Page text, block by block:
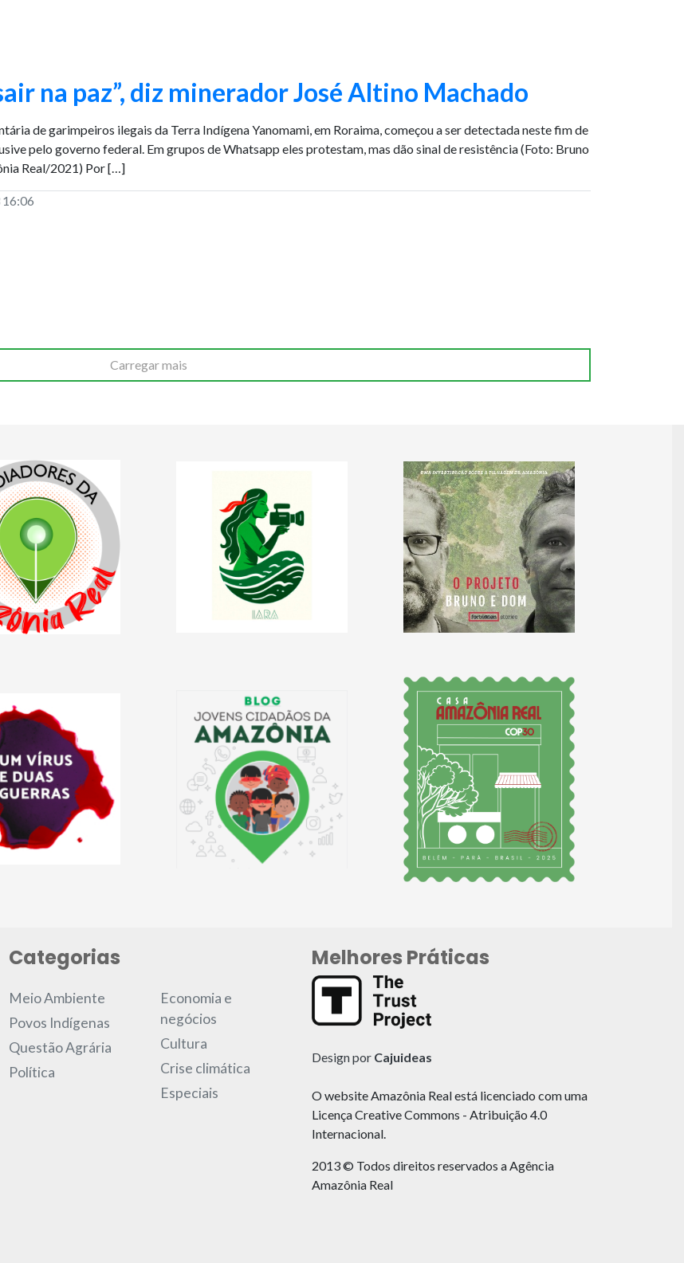
na paz”, diz minerador José Altino Machado
de garimpeiros ilegais da Terra Indígena Yanomami, em Roraima, começou a ser detectada neste fim de
pelo governo federal. Em grupos de Whatsapp eles protestam, mas dão sinal de resistência (Foto: Bruno
Real/2021) Por […]
Carregar mais
Categorias
Meio Ambiente
Povos Indígenas
Questão Agrária
Política
Economia e
negócios
Cultura
Crise climática
Especiais
Melhores Práticas
Design por Cajuideas
O website Amazônia Real está licenciado com uma
Licença Creative Commons - Atribuição 4.0
Internacional.
2013 © Todos direitos reservados a Agência
Amazônia Real